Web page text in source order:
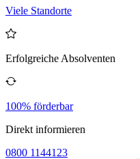
Viele Standorte
Erfolgreiche Absolventen
100% förderbar
Direkt informieren
0800 1144123